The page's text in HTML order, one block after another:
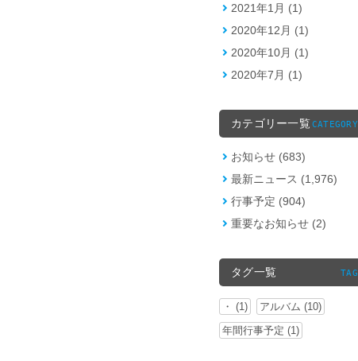
2021年1月 (1)
2020年12月 (1)
2020年10月 (1)
2020年7月 (1)
カテゴリー一覧 CATEGORY
お知らせ (683)
最新ニュース (1,976)
行事予定 (904)
重要なお知らせ (2)
タグ一覧 TAG
・ (1)
アルバム (10)
年間行事予定 (1)